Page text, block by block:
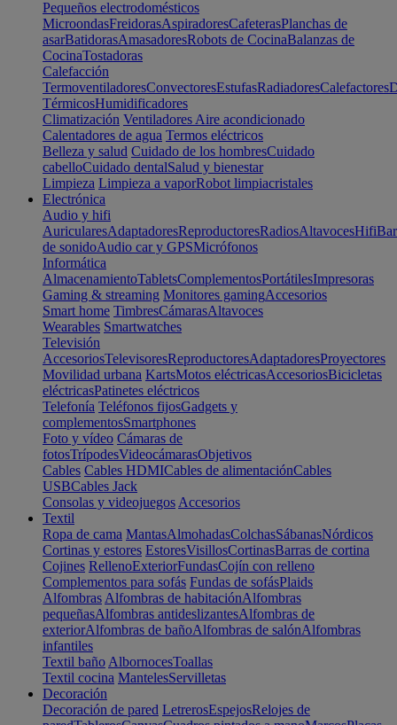
Pequeños electrodomésticos
MicroondasFreidorasAspiradoresCafeterasPlanchas de
asarBatidorasAmasadoresRobots de CocinaBalanzas de
CocinaTostadoras
Calefacción
TermoventiladoresConvectoresEstufasRadiadoresCalefactores
TérmicosHumidificadores
Climatización Ventiladores Aire acondicionado
Calentadores de agua Termos eléctricos
Belleza y salud Cuidado de los hombresCuidado
cabelloCuidado dentalSalud y bienestar
Limpieza Limpieza a vaporRobot limpiacristales
Electrónica
Audio y hifi
AuricularesAdaptadoresReproductoresRadiosAltavocesHifi
de sonidoAudio car y GPSMicrófonos
Informática
AlmacenamientoTabletsComplementosPortátilesImpresoras
Gaming & streaming Monitores gamingAccesorios
Smart home TimbresCámarasAltavoces
Wearables Smartwatches
Televisión
AccesoriosTelevisoresReproductoresAdaptadoresProyectores
Movilidad urbana KartsMotos eléctricasAccesoriosBicicletas
eléctricasPatinetes eléctricos
Telefonía Teléfonos fijosGadgets y
complementosSmartphones
Foto y vídeo Cámaras de
fotosTrípodesVideocámarasObjetivos
Cables Cables HDMICables de alimentaciónCables
USBCables Jack
Consolas y videojuegos Accesorios
Textil
Ropa de cama MantasAlmohadasColchasSábanasNórdicos
Cortinas y estores EstoresVisillosCortinasBarras de cortina
Cojines RellenoExteriorFundasCojín con relleno
Complementos para sofás Fundas de sofásPlaids
Alfombras Alfombras de habitaciónAlfombras
pequeñasAlfombras antideslizantesAlfombras de
exteriorAlfombras de bañoAlfombras de salónAlfombras
infantiles
Textil baño AlbornocesToallas
Textil cocina MantelesServilletas
Decoración
Decoración de pared LetrerosEspejosRelojes de